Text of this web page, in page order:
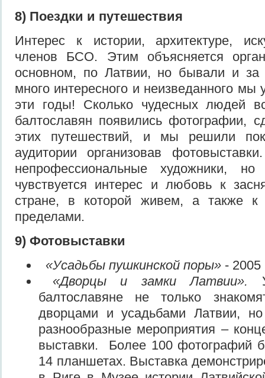
8) Поездки и путешествия
Интерес к истории, архитектуре,
членов БСО. Этим объясняется
основном, по Латвии, но бывали и за
много интересного и неизведанного мы
эти годы! Сколько чудесных людей
балтославян появились фотографии,
этих путешествий, и мы решили
аудитории организовав
непрофессиональные художники,
чувствуется интерес и любовь к
стране, в которой живем, а также к
пределами.
9) Фотовыставки
«Усадьбы пушкинской поры» - 2005
«Дворцы и замки Латвии».
балтославяне не только
дворцами и усадьбами Латвии,
разнообразные мероприятия –
выставки. Более 100 фотографий
14 планшетах. Выставка